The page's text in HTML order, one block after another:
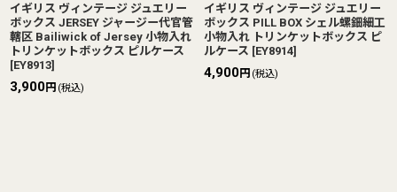
イギリス ヴィンテージ ジュエリー
ボックス JERSEY ジャージー代官管
轄区 Bailiwick of Jersey 小物入れ
トリンケットボックス ピルケース
[EY8913]
3,900円 (税込)
イギリス ヴィンテージ ジュエリー
ボックス PILL BOX シェル螺鈿細工
小物入れ トリンケットボックス ピ
ルケース [EY8914]
4,900円 (税込)